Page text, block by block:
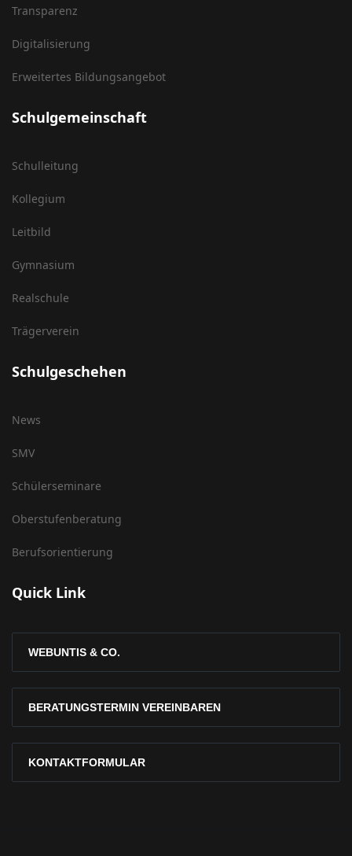
Transparenz
Digitalisierung
Erweitertes Bildungsangebot
Schulgemeinschaft
Schulleitung
Kollegium
Leitbild
Gymnasium
Realschule
Trägerverein
Schulgeschehen
News
SMV
Schülerseminare
Oberstufenberatung
Berufsorientierung
Quick Link
WEBUNTIS & CO.
BERATUNGSTERMIN VEREINBAREN
KONTAKTFORMULAR